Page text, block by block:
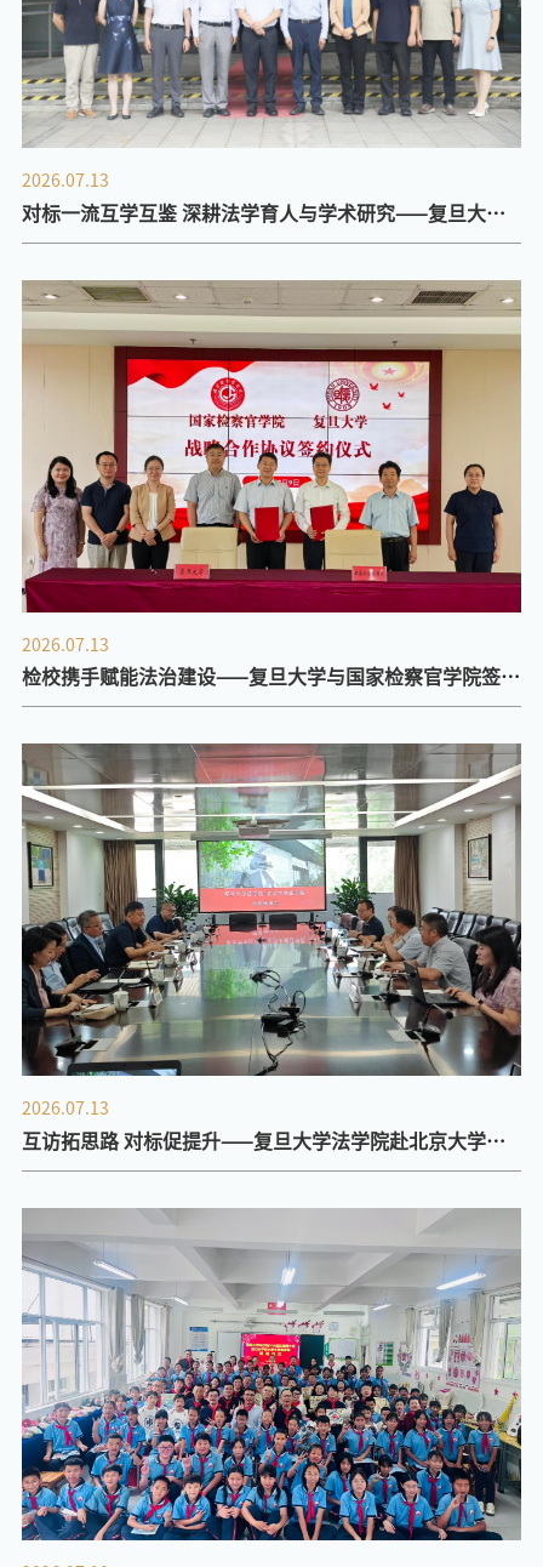
2026.07.13
对标一流互学互鉴 深耕法学育人与学术研究——复旦大学
法学院赴清华大学法学院调研座谈
2026.07.13
检校携手赋能法治建设——复旦大学与国家检察官学院签署
战略合作协议
2026.07.13
互访拓思路 对标促提升——复旦大学法学院赴北京大学法
学院调研交流